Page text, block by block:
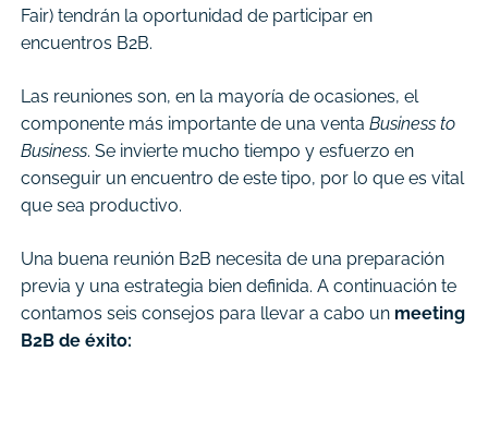
Fair) tendrán la oportunidad de participar en
encuentros B2B.
Las reuniones son, en la mayoría de ocasiones, el
componente más importante de una venta Business to
Business. Se invierte mucho tiempo y esfuerzo en
conseguir un encuentro de este tipo, por lo que es vital
que sea productivo.
Una buena reunión B2B necesita de una preparación
previa y una estrategia bien definida. A continuación te
contamos seis consejos para llevar a cabo un meeting
B2B de éxito: